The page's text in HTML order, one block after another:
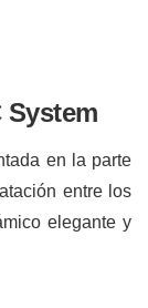
System
en la parte
entre los
elegante y